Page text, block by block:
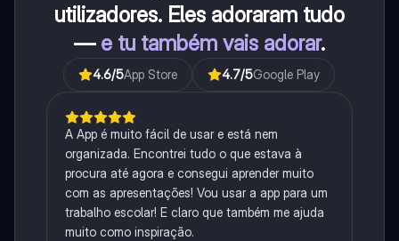
utilizadores. Eles adoraram tudo
— e tu também vais adorar.
4.6/5App Store 4.7/5Google Play
A App é muito fácil de usar e está nem
organizada. Encontrei tudo o que estava à
procura até agora e consegui aprender muito
com as apresentações! Vou usar a app para um
trabalho escolar! E claro que também me ajuda
muito como inspiração.